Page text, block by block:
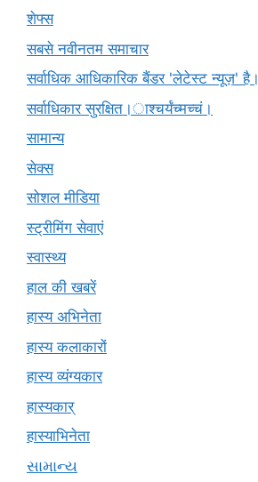
शेफ्स
सबसे नवीनतम समाचार
सर्वाधिक आधिकारिक बैंडर 'लेटेस्ट न्यूज़' है।
सर्वाधिकार सुरक्षित।ाश्चर्यंच्मच्चं।
सामान्य
सेक्स
सोशल मीडिया
स्ट्रीमिंग सेवाएं
स्वास्थ्य
हाल की खबरें
हास्य अभिनेता
हास्य कलाकारों
हास्य व्यंग्यकार
हास्यकार्
हास्याभिनेता
સામાન્ય